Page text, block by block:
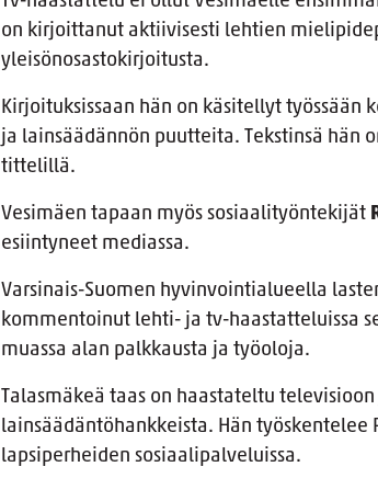
on kirjoittanut aktiivisesti lehtien
yleisönosastokirjoitusta.
Kirjoituksissaan hän on käsitellyt
ja lainsäädännön puutteita. Tekstinsä
tittelillä.
Vesimäen tapaan myös sosiaalityöntekijät
esiintyneet mediassa.
Varsinais-Suomen hyvinvointialueella
kommentoinut lehti- ja tv-haastatteluissa
muassa alan palkkausta ja työoloja.
Talasmäkeä taas on haastateltu
lainsäädäntöhankkeista. Hän
lapsiperheiden sosiaalipalveluissa.